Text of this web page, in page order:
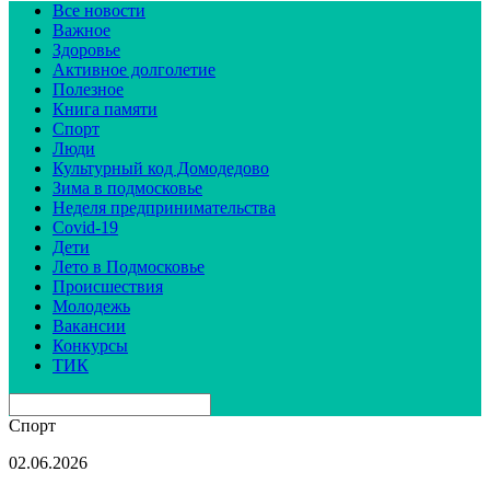
Все новости
Важное
Здоровье
Активное долголетие
Полезное
Книга памяти
Спорт
Люди
Культурный код Домодедово
Зима в подмосковье
Неделя предпринимательства
Covid-19
Дети
Лето в Подмосковье
Происшествия
Молодежь
Вакансии
Конкурсы
ТИК
Спорт
02.06.2026